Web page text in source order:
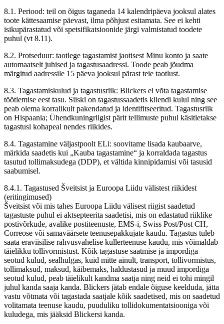
8.1. Periood: teil on õigus taganeda 14 kalendripäeva jooksul alates
toote kättesaamise päevast, ilma põhjust esitamata. See ei kehti
isikupärastatud või spetsifikatsioonide järgi valmistatud toodete
puhul (vt 8.11).
8.2. Protseduur: taotlege tagastamist jaotisest Minu konto ja saate
automaatselt juhised ja tagastusaadressi. Toode peab jõudma
märgitud aadressile 15 päeva jooksul pärast teie taotlust.
8.3. Tagastamiskulud ja tagastusriik: Blickers ei võta tagastamise
töötlemise eest tasu. Siiski on tagastussaadetis kliendi kulul ning see
peab olema korralikult pakendatud ja identifitseeritud. Tagastusriik
on Hispaania; Ühendkuningriigist pärit tellimuste puhul käsitletakse
tagastusi kohapeal nendes riikides.
8.4. Tagastamine väljastpoolt ELi: soovitame lisada kaubaarve,
märkida saadetis kui „Kauba tagastamine“ ja korraldada tagastus
tasutud tollimaksudega (DDP), et vältida kinnipidamisi või tasusid
saabumisel.
8.4.1. Tagastused Šveitsist ja Euroopa Liidu välistest riikidest
(eritingimused)
Šveitsist või mis tahes Euroopa Liidu välisest riigist saadetud
tagastuste puhul ei aktsepteerita saadetisi, mis on edastatud riiklike
postivõrkude, avalike postiteenuste, EMS-i, Swiss Post/Post CH,
Correose või samaväärsete teenusepakkujate kaudu. Tagastus tuleb
saata eraviisilise rahvusvahelise kullerteenuse kaudu, mis võimaldab
täielikku tollivormistust. Kõik tagastuse saatmise ja impordiga
seotud kulud, sealhulgas, kuid mitte ainult, transport, tollivormistus,
tollimaksud, maksud, käibemaks, haldustasud ja muud impordiga
seotud kulud, peab täielikult kandma saatja ning neid ei tohi mingil
juhul kanda saaja kanda. Blickers jätab endale õiguse keelduda, jätta
vastu võtmata või tagastada saatjale kõik saadetised, mis on saadetud
volitamata teenuse kaudu, puuduliku tollidokumentatsiooniga või
kuludega, mis jääksid Blickersi kanda.